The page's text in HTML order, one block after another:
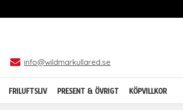
info@wildmarkullared.se
FRILUFTSLIV PRESENT & ÖVRIGT KÖPVILLKOR